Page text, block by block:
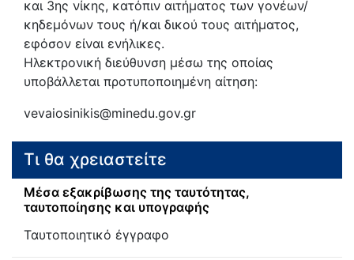
και 3ης νίκης, κατόπιν αιτήματος των γονέων/
κηδεμόνων τους ή/και δικού τους αιτήματος,
εφόσον είναι ενήλικες.
Ηλεκτρονική διεύθυνση μέσω της οποίας
υποβάλλεται προτυποποιημένη αίτηση:
vevaiosinikis@minedu.gov.gr
Τι θα χρειαστείτε
Μέσα εξακρίβωσης της ταυτότητας,
ταυτοποίησης και υπογραφής
Ταυτοποιητικό έγγραφο